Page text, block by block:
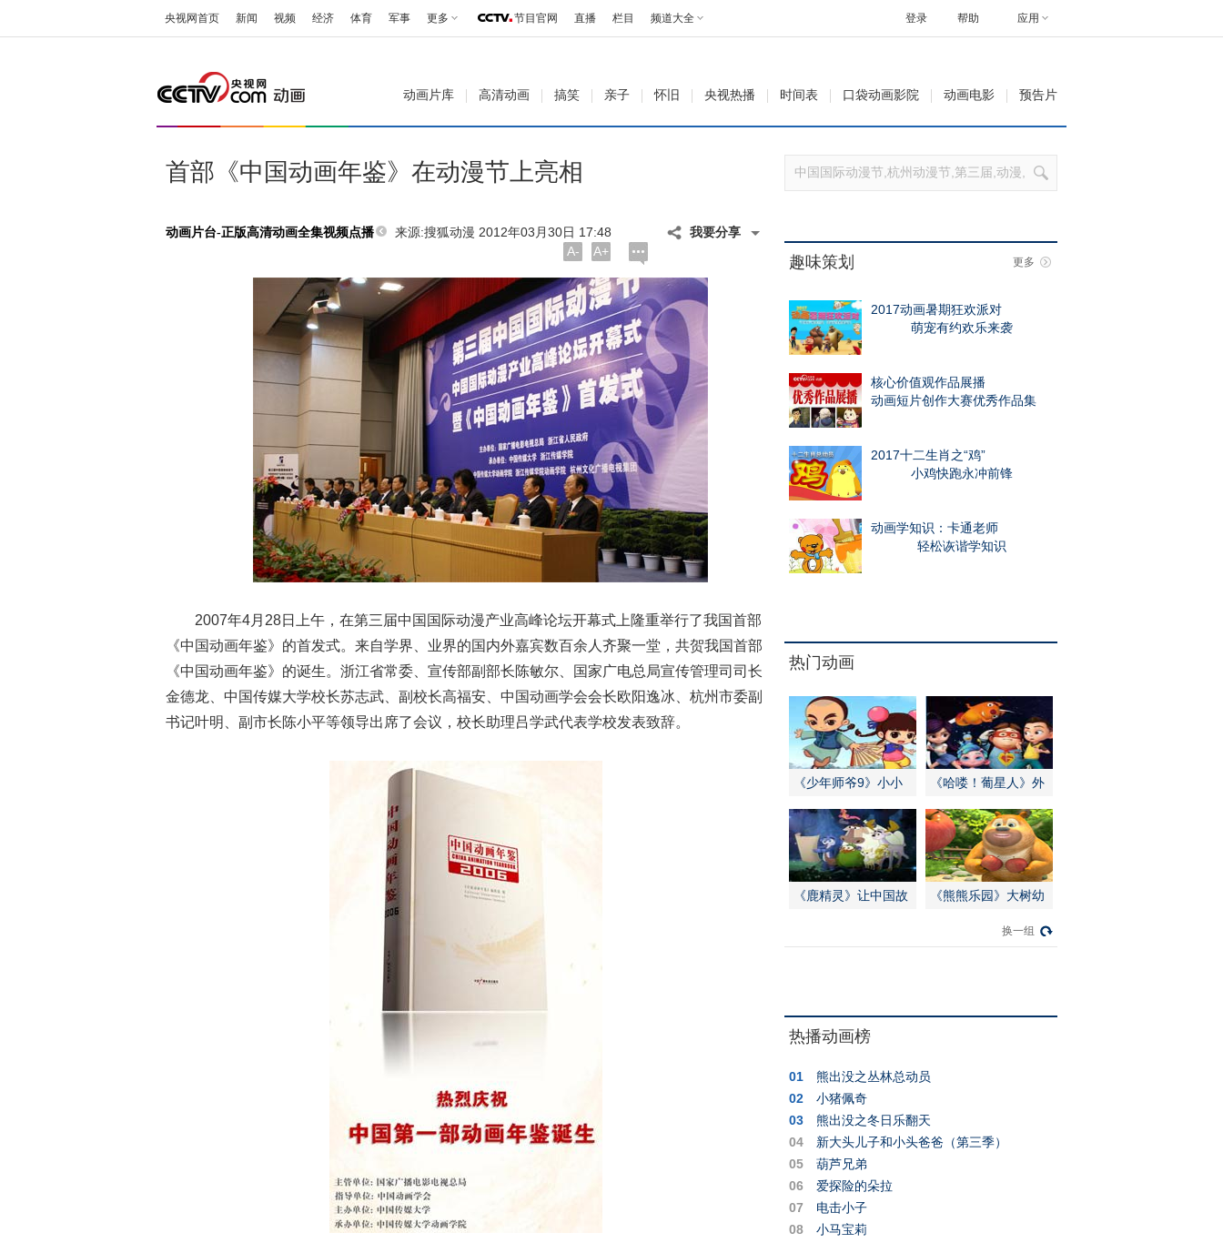
央视网首页 新闻 视频 经济 体育 军事 更多 节目官网 直播 栏目 频道大全 帮助 应用
登录
动画片库 高清动画 搞笑 亲子 怀旧 央视热播 时间表 口袋动画影院 动画电影 预告片
首部《中国动画年鉴》在动漫节上亮相
动画片台-正版高清动画全集视频点播 来源:搜狐动漫 2012年03月30日 17:48
A-
A+
我要分享
2007年4月28日上午，在第三届中国国际动漫产业高峰论坛开幕式上隆重举行了我国首部
《中国动画年鉴》的首发式。来自学界、业界的国内外嘉宾数百余人齐聚一堂，共贺我国首部
《中国动画年鉴》的诞生。浙江省常委、宣传部副部长陈敏尔、国家广电总局宣传管理司司长
金德龙、中国传媒大学校长苏志武、副校长高福安、中国动画学会会长欧阳逸冰、杭州市委副
书记叶明、副市长陈小平等领导出席了会议，校长助理吕学武代表学校发表致辞。
趣味策划 更多
2017动画暑期狂欢派对
萌宠有约欢乐来袭
核心价值观作品展播
动画短片创作大赛优秀作品集
2017十二生肖之“鸡”
小鸡快跑永冲前锋
动画学知识：卡通老师
轻松诙谐学知识
热门动画
《少年师爷9》小小
师爷勇闯江南
《哈喽！葡星人》外
星学霸来地球
《鹿精灵》让中国故
《熊熊乐园》大树幼
换一组
热播动画榜
01
熊出没之丛林总动员
02
小猪佩奇
03
熊出没之冬日乐翻天
04
新大头儿子和小头爸爸（第三季）
05
葫芦兄弟
06
爱探险的朵拉
07
电击小子
08
小马宝莉